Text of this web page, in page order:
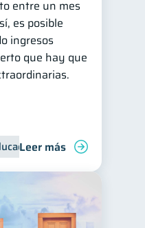
entre un mes
es posible
ingresos
que hay que
financiera
Leer más